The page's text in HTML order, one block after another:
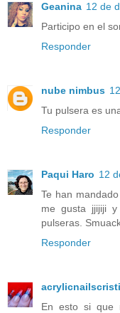
Geanina 12 de
Participo en el
Responder
nube nimbus
Tu pulsera es
Responder
Paqui Haro 12
Te han
me gusta jjijiji
pulseras.
Responder
En esto si que